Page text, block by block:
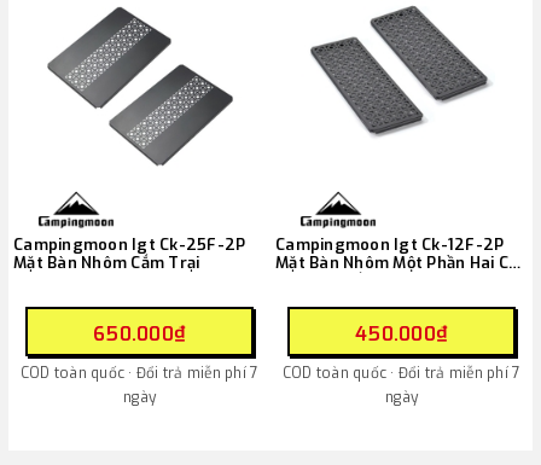
Campingmoon Igt Ck-25F-2P
Mặt Bàn Nhôm Cắm Trại
650.000₫
COD toàn quốc · Đổi trả miễn phí 7
ngày
Campingmoon Igt Ck-12F-2P
Mặt Bàn Nhôm Một Phần Hai Có
450.000₫
COD toàn quốc · Đổi trả miễn phí 7
ngày